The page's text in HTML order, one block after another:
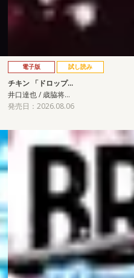
電子版 試し読み
チキン 「ドロップ…
井口達也 / 歳脇将…
発売日：2026.08.06